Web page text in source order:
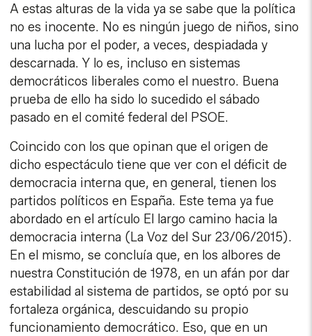
A estas alturas de la vida ya se sabe que la política
no es inocente. No es ningún juego de niños, sino
una lucha por el poder, a veces, despiadada y
descarnada. Y lo es, incluso en sistemas
democráticos liberales como el nuestro. Buena
prueba de ello ha sido lo sucedido el sábado
pasado en el comité federal del PSOE.
Coincido con los que opinan que el origen de
dicho espectáculo tiene que ver con el déficit de
democracia interna que, en general, tienen los
partidos políticos en España. Este tema ya fue
abordado en el artículo El largo camino hacia la
democracia interna (La Voz del Sur 23/06/2015).
En el mismo, se concluía que, en los albores de
nuestra Constitución de 1978, en un afán por dar
estabilidad al sistema de partidos, se optó por su
fortaleza orgánica, descuidando su propio
funcionamiento democrático. Eso, que en un